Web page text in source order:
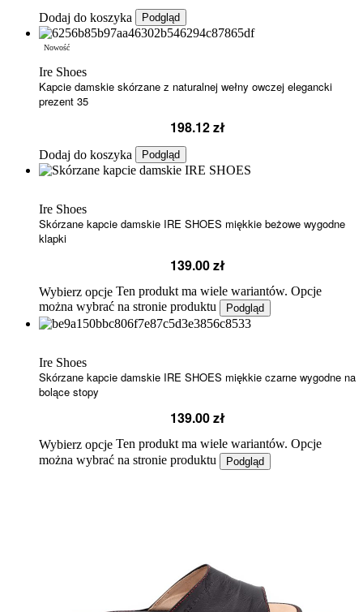
Dodaj do koszyka Podgląd
Nowość
Ire Shoes
Kapcie damskie skórzane z naturalnej wełny owczej elegancki
prezent 35
198.12zł
Dodaj do koszyka Podgląd
Ire Shoes
Skórzane kapcie damskie IRE SHOES miękkie beżowe wygodne
klapki
139.00zł
Wybierz opcje Ten produkt ma wiele wariantów. Opcje
można wybrać na stronie produktu
Podgląd
Ire Shoes
Skórzane kapcie damskie IRE SHOES miękkie czarne wygodne na
bolące stopy
139.00zł
Wybierz opcje Ten produkt ma wiele wariantów. Opcje
można wybrać na stronie produktu
Podgląd